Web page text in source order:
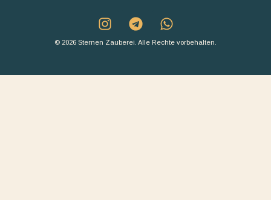
© 2026 Sternen Zauberei. Alle Rechte vorbehalten.